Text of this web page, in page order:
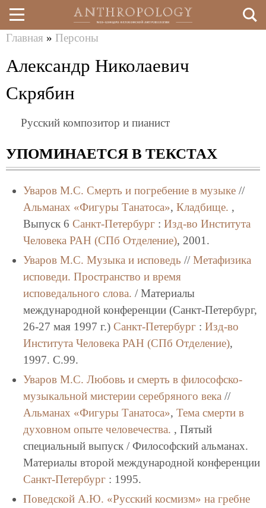
Перейти
к
здесь
Главная » Персоны
Александр Николаевич
Скрябин
Русский композитор и пианист
УПОМИНАЕТСЯ В ТЕКСТАХ
Уваров М.С. Смерть и погребение в музыке//
Альманах «Фигуры Танатоса», Кладбище. ,
Выпуск 6 Санкт-Петербург: Изд-во Института
Человека РАН (СПб Отделение), 2001.
Уваров М.С. Музыка и исповедь // Метафизика
исповеди. Пространство и время
исповедального слова. / Материалы
международной конференции (Санкт-Петербург,
26-27 мая 1997 г.) Санкт-Петербург: Изд-во
Института Человека РАН (СПб Отделение),
1997. C.99.
Уваров М.С. Любовь и смерть в философско-
музыкальной мистерии серебряного века //
Альманах «Фигуры Танатоса», Тема смерти в
духовном опыте человечества. , Пятый
специальный выпуск / Философский альманах.
Материалы второй международной конференции
Санкт-Петербург: 1995.
Поведской А.Ю. «Русский космизм» на гребне